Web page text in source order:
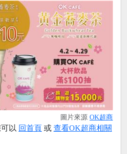
圖片來源 OK超商
可以 回首頁 或 查看OK超商相關